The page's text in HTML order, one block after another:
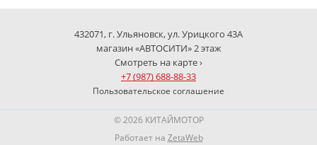
432071, г. Ульяновск, ул. Урицкого 43А
магазин «АВТОСИТИ» 2 этаж
Смотреть на карте ›
+7 (987) 688-88-33
Пользовательское соглашение
© 2026 КИТАЙМОТОР
Работает на ZetaWeb